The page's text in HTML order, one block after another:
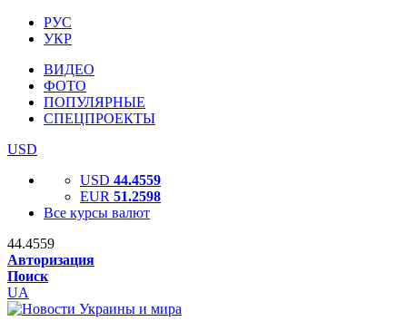
РУС
УКР
ВИДЕО
ФОТО
ПОПУЛЯРНЫЕ
СПЕЦПРОЕКТЫ
USD
USD 44.4559
EUR 51.2598
Все курсы валют
44.4559
Авторизация
Поиск
UA